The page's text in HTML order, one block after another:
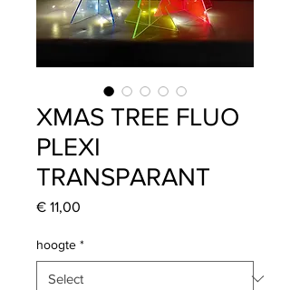
XMAS TREE FLUO
PLEXI
TRANSPARANT
€ 11,00
hoogte *